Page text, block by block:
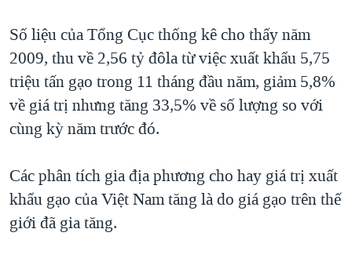
QUAN HỆ VIỆT MỸ
Số liệu của Tổng Cục thống kê cho thấy năm
2009, thu về 2,56 tỷ đôla từ việc xuất khẩu 5,75
triệu tấn gạo trong 11 tháng đầu năm, giảm 5,8%
về giá trị nhưng tăng 33,5% về số lượng so với
cùng kỳ năm trước đó.
Các phân tích gia địa phương cho hay giá trị xuất
khẩu gạo của Việt Nam tăng là do giá gạo trên thế
giới đã gia tăng.